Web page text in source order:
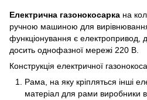
Електрична газонокосарка на
ручною машиною для
функціонування є електропривод,
досить однофазної мережі 220 В.
Конструкція електричної
Рама, на яку кріпляться інші
матеріал для рами виробники